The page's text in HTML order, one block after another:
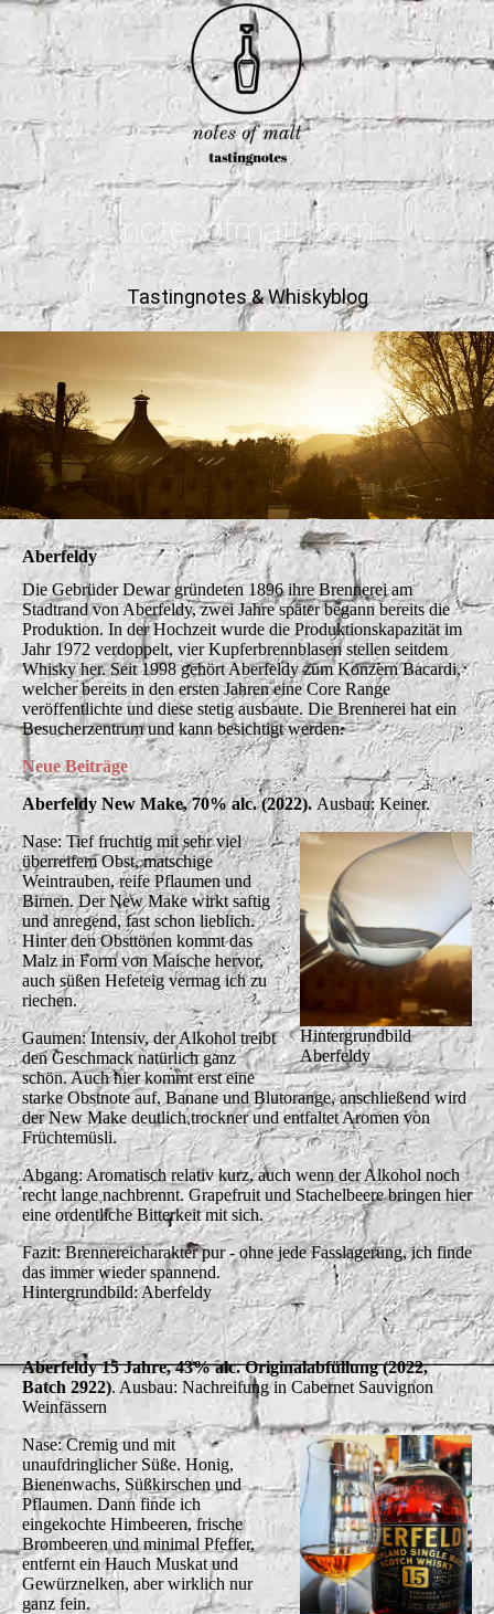
notesofmalt.com
Tastingnotes & Whiskyblog
Aberfeldy
Die Gebrüder Dewar gründeten 1896 ihre Brennerei am
Stadtrand von Aberfeldy, zwei Jahre später begann bereits die
Produktion. In der Hochzeit wurde die Produktionskapazität im
Jahr 1972 verdoppelt, vier Kupferbrennblasen stellen seitdem
Whisky her. Seit 1998 gehört Aberfeldy zum Konzern Bacardi,
welcher bereits in den ersten Jahren eine Core Range
veröffentlichte und diese stetig ausbaute. Die Brennerei hat ein
Besucherzentrum und kann besichtigt werden.
Neue Beiträge
Aberfeldy New Make, 70% alc. (2022).Ausbau: Keiner.
Hintergrundbild
Aberfeldy
Nase: Tief fruchtig mit sehr viel
überreifem Obst, matschige
Weintrauben, reife Pflaumen und
Birnen. Der New Make wirkt saftig
und anregend, fast schon lieblich.
Hinter den Obsttönen kommt das
Malz in Form von Maische hervor,
auch süßen Hefeteig vermag ich zu
riechen.
Gaumen: Intensiv, der Alkohol treibt
den Geschmack natürlich ganz
schön. Auch hier kommt erst eine
starke Obstnote auf, Banane und Blutorange, anschließend wird
der New Make deutlich trockner und entfaltet Aromen von
Früchtemüsli.
Abgang: Aromatisch relativ kurz, auch wenn der Alkohol noch
recht lange nachbrennt. Grapefruit und Stachelbeere bringen hier
eine ordentliche Bitterkeit mit sich.
Fazit: Brennereicharakter pur - ohne jede Fasslagerung, ich finde
das immer wieder spannend.
Hintergrundbild: Aberfeldy
Aberfeldy 15 Jahre, 43% alc. Originalabfüllung (2022,
Batch 2922). Ausbau: Nachreifung in Cabernet Sauvignon
Weinfässern
Nase: Cremig und mit
unaufdringlicher Süße. Honig,
Bienenwachs, Süßkirschen und
Pflaumen. Dann finde ich
eingekochte Himbeeren, frische
Brombeeren und minimal Pfeffer,
entfernt ein Hauch Muskat und
Gewürznelken, aber wirklich nur
ganz fein.